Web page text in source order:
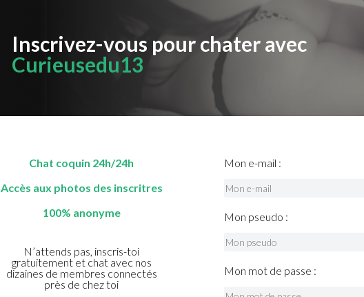
Inscrivez-vous pour chater avec
Curieusedu13
Chat coquin 24h/24h
Accès aux photos des inscritres
100% anonyme
N’attends pas, inscris-toi
gratuitement et chat avec nos
dizaines de membres connectés
près de chez toi
Mon e-mail :
Mon pseudo :
Mon mot de passe :